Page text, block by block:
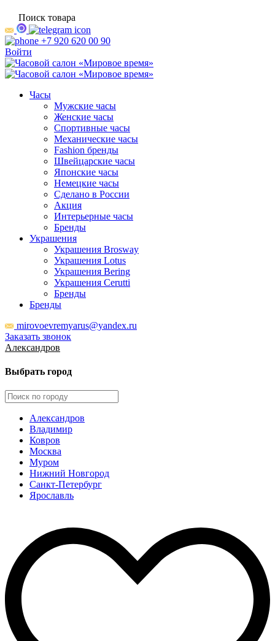
Поиск товара
+7 920 620 00 90
Войти
Часы
Мужские часы
Женские часы
Спортивные часы
Механические часы
Fashion бренды
Швейцарские часы
Японские часы
Немецкие часы
Сделано в России
Акция
Интерьерные часы
Бренды
Украшения
Украшения Brosway
Украшения Lotus
Украшения Bering
Украшения Cerutti
Бренды
Бренды
mirovoevremyarus@yandex.ru
Заказать звонок
Александров
Выбрать город
Александров
Владимир
Ковров
Москва
Муром
Нижний Новгород
Санкт-Петербург
Ярославль